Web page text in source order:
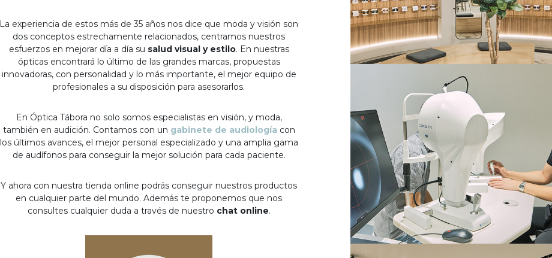
La experiencia de estos más de 35 años nos dice que moda y visión son
dos conceptos estrechamente relacionados, centramos nuestros
esfuerzos en mejorar día a día su salud visual y estilo. En nuestras
ópticas encontrará lo último de las grandes marcas, propuestas
innovadoras, con personalidad y lo más importante, el mejor equipo de
profesionales a su disposición para asesorarlos.
En Óptica Tábora no solo somos especialistas en visión, y moda,
también en audición. Contamos con un gabinete de audiología con
los últimos avances, el mejor personal especializado y una amplia gama
de audífonos para conseguir la mejor solución para cada paciente.
Y ahora con nuestra tienda online podrás conseguir nuestros productos
en cualquier parte del mundo. Además te proponemos que nos
consultes cualquier duda a través de nuestro chat online.